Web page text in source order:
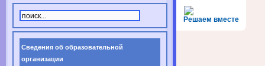
Сведения об образовательной
организации
Решаем вместе